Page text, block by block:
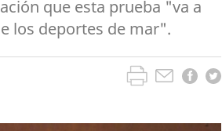
que esta prueba "va a
los deportes de mar".